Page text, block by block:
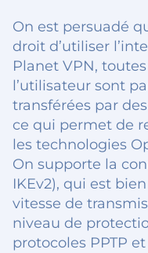
On est persuadé
droit d’utiliser
Planet VPN,
l’utilisateur sont
transférées par
ce qui permet de
les technologies
On supporte la
IKEv2), qui est
vitesse de
niveau de
protocoles PPTP